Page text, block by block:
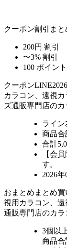
クーポン割引 まと
200円 割引
〜3% 割引
100 ポイント
クーポンLINE2026
カラコン、遠視
ズ通販専門店の
ライ
商品合
合計
【会
す。
2026
おまとめ まとめ買
視用カラコン、
通販専門店のカ
3個 以
商品合